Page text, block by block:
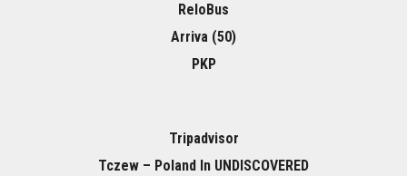
ReloBus
Arriva (50)
PKP
Tripadvisor
Tczew – Poland In UNDISCOVERED